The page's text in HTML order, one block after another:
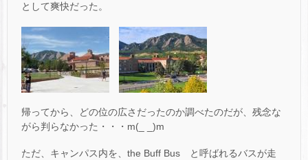
として爽快だった。
帰ってから、どの位の広さだったのか調べたのだが、残念な
がら判らなかった・・・m(_ _)m
ただ、キャンパス内を、the Buff Bus と呼ばれるバスが走